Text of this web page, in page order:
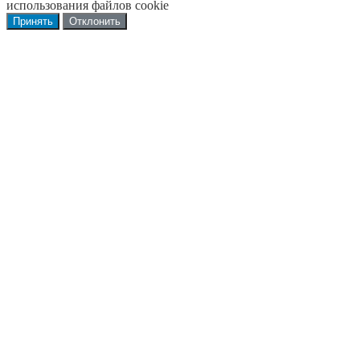
использования файлов cookie
Принять Отклонить